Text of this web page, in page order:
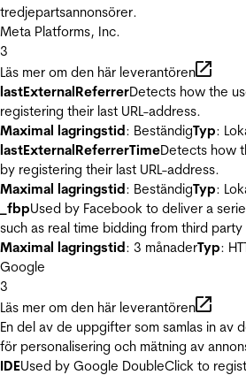
tredjepartsannonsörer.
Meta Platforms, Inc.
3
Läs mer om den här leverantören
lastExternalReferrerDetects how the
registering their last URL-address.
Maximal lagringstid: BeständigTyp:
lastExternalReferrerTimeDetects how
by registering their last URL-address.
Maximal lagringstid: BeständigTyp:
_fbpUsed by Facebook to deliver a
such as real time bidding from third
Maximal lagringstid: 3 månaderTyp:
Google
3
Läs mer om den här leverantören
En del av de uppgifter som samlas in av
för personalisering och mätning av
IDEUsed by Google DoubleClick to